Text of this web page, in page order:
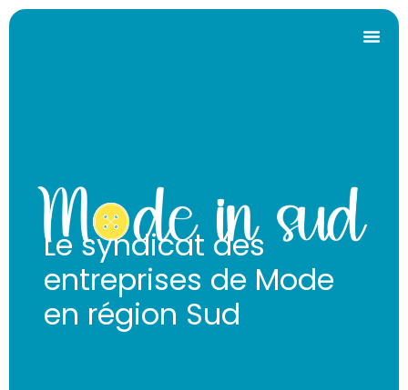
Le syndicat des
entreprises de Mode
en région Sud